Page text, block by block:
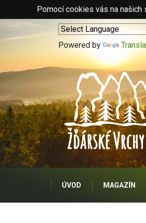
Pomocí cookies vás na našich
Powered by
ÚVOD MAGAZÍN